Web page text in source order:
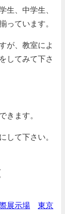
生、中学生、
っています。
が、教室によ
してみて下さ
きます。
して下さい。
展示場
東京